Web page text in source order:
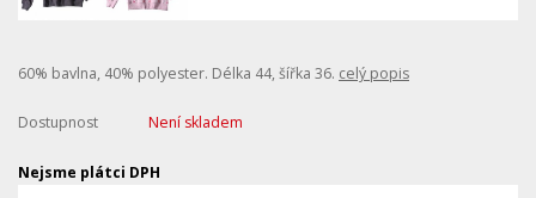
60% bavlna, 40% polyester. Délka 44, šířka 36. celý popis
Dostupnost Není skladem
Nejsme plátci DPH